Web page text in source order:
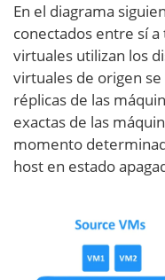
En el diagrama
conectados entre sí
virtuales utilizan los
virtuales de origen
réplicas de las
exactas de las
momento
host en estado